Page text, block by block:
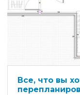
Все, что вы